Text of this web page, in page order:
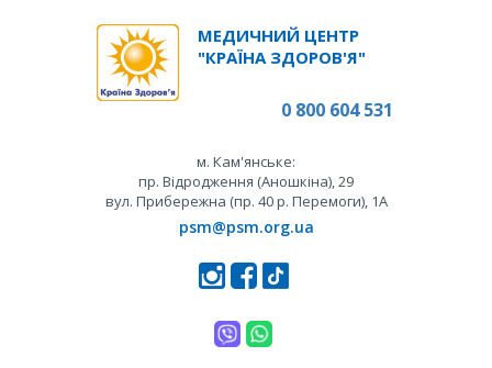
МЕДИЧНИЙ ЦЕНТР
"КРАЇНА ЗДОРОВ'Я"
0 800 604 531
м. Кам'янське:
пр. Відродження (Аношкіна), 29
вул. Прибережна (пр. 40 р. Перемоги), 1А
psm@psm.org.ua